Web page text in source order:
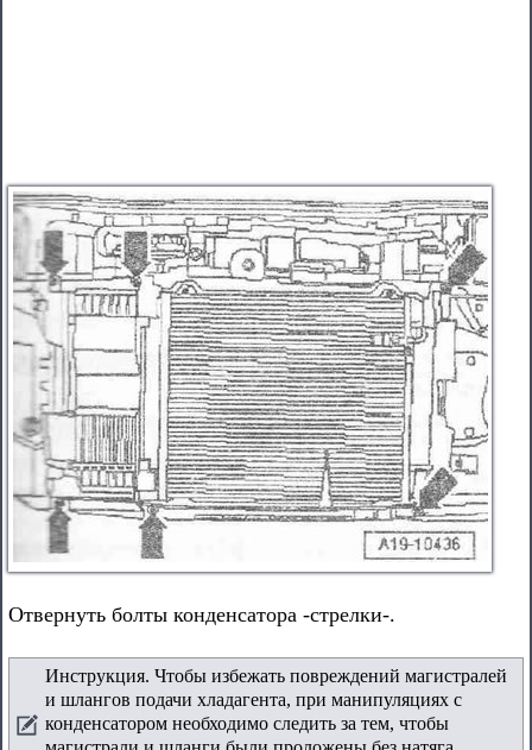
Отвернуть болты конденсатора -стрелки-.
Инструкция. Чтобы избежать повреждений магистралей
и шлангов подачи хладагента, при манипуляциях с
конденсатором необходимо следить за тем, чтобы